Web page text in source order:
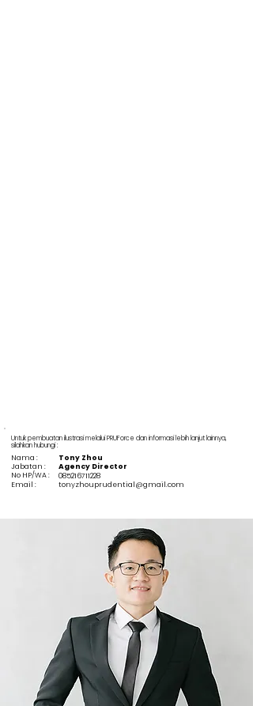
Untuk pembuatan ilustrasi melalui PRUForce dan informasi lebih lanjut lainnya,
silahkan hubungi :
Nama :
Tony Zhou
Jabatan :
Agency Director
No HP/WA :
085216711228
Email :
tonyzhouprudential@gmail.com